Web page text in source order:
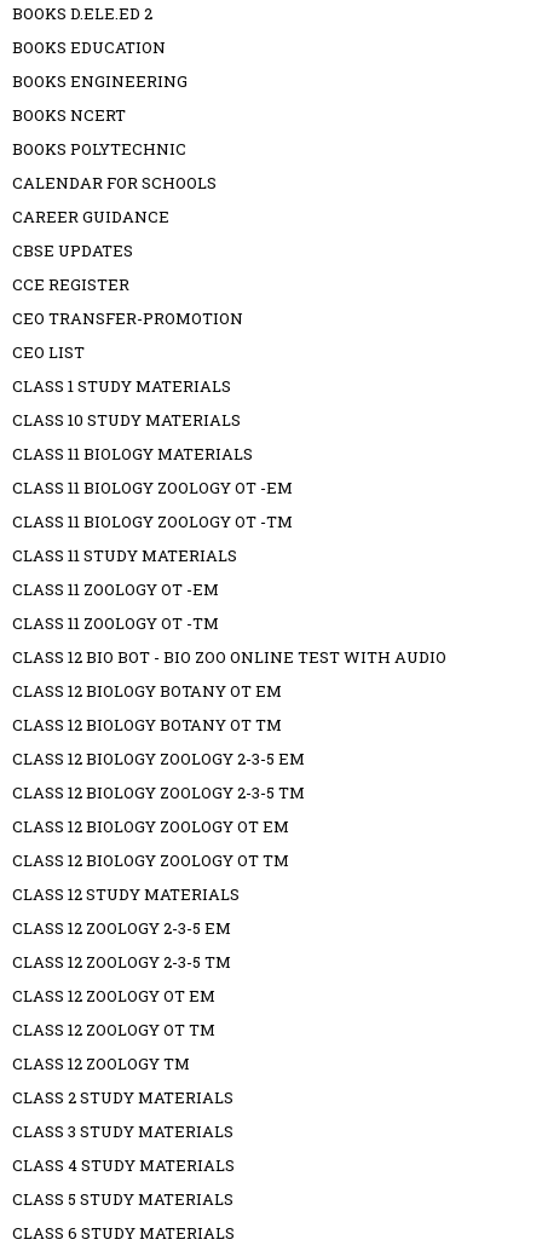
BOOKS D.ELE.ED 2
BOOKS EDUCATION
BOOKS ENGINEERING
BOOKS NCERT
BOOKS POLYTECHNIC
CALENDAR FOR SCHOOLS
CAREER GUIDANCE
CBSE UPDATES
CCE REGISTER
CEO TRANSFER-PROMOTION
CEO LIST
CLASS 1 STUDY MATERIALS
CLASS 10 STUDY MATERIALS
CLASS 11 BIOLOGY MATERIALS
CLASS 11 BIOLOGY ZOOLOGY OT -EM
CLASS 11 BIOLOGY ZOOLOGY OT -TM
CLASS 11 STUDY MATERIALS
CLASS 11 ZOOLOGY OT -EM
CLASS 11 ZOOLOGY OT -TM
CLASS 12 BIO BOT - BIO ZOO ONLINE TEST WITH AUDIO
CLASS 12 BIOLOGY BOTANY OT EM
CLASS 12 BIOLOGY BOTANY OT TM
CLASS 12 BIOLOGY ZOOLOGY 2-3-5 EM
CLASS 12 BIOLOGY ZOOLOGY 2-3-5 TM
CLASS 12 BIOLOGY ZOOLOGY OT EM
CLASS 12 BIOLOGY ZOOLOGY OT TM
CLASS 12 STUDY MATERIALS
CLASS 12 ZOOLOGY 2-3-5 EM
CLASS 12 ZOOLOGY 2-3-5 TM
CLASS 12 ZOOLOGY OT EM
CLASS 12 ZOOLOGY OT TM
CLASS 12 ZOOLOGY TM
CLASS 2 STUDY MATERIALS
CLASS 3 STUDY MATERIALS
CLASS 4 STUDY MATERIALS
CLASS 5 STUDY MATERIALS
CLASS 6 STUDY MATERIALS